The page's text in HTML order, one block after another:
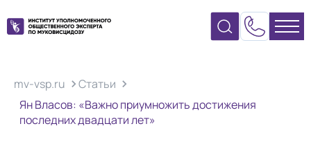
mv-vsp.ru
Статьи
Ян Власов: «Важно приумножить достижения
последних двадцати лет»